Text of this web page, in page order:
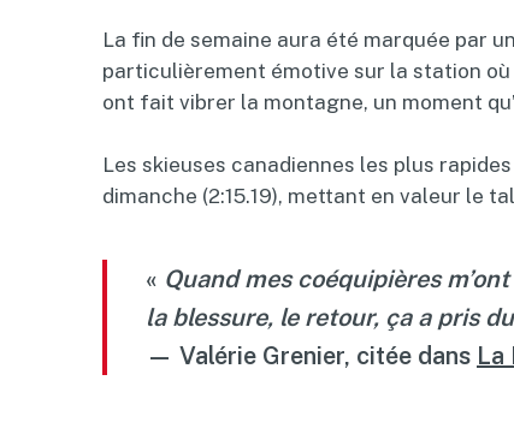
La fin de semaine aura été marquée par
particulièrement émotive sur la station
ont fait vibrer la montagne, un moment
Les skieuses canadiennes les plus
dimanche (2:15.19), mettant en valeur le
« Quand mes coéquipières
la blessure, le retour, ça a pris
— Valérie Grenier, citée dans La